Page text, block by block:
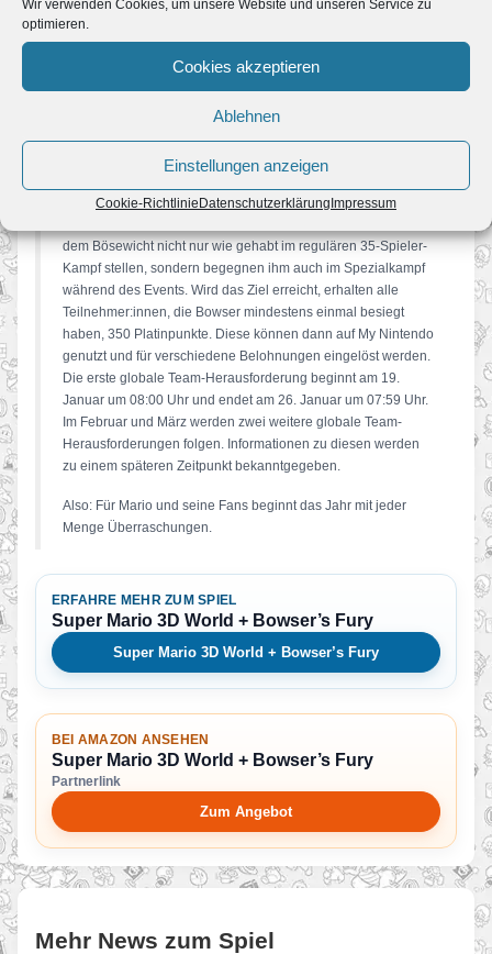
Wir verwenden Cookies, um unsere Website und unseren Service zu
optimieren.
Cookies akzeptieren
Ablehnen
Einstellungen anzeigen
Cookie-Richtlinie Datenschutzerklärung Impressum
Globale Team-Herausforderung fürSuper Mario Bros. 35
gibt es spannende Neuigkeiten für alle
Nintendo Switch Online-Nutzer:innen: InSuper Mario Bros. 35
findet mit der neuen globalen Team-Herausforderung eine
Teilnehmer:innen aus aller Welt an, um gemeinsam ein
bestimmtes Ziel zu erreichen. Im ersten Wettbewerb gilt es,
innerhalb eines vorgegebenen Zeitraums insgesamt 3,5
dem Bösewicht nicht nur wie gehabt im regulären 35-Spieler-
Kampf stellen, sondern begegnen ihm auch im Spezialkampf
während des Events. Wird das Ziel erreicht, erhalten alle
Teilnehmer:innen, die Bowser mindestens einmal besiegt
haben, 350 Platinpunkte. Diese können dann auf My Nintendo
genutzt und für verschiedene Belohnungen eingelöst werden.
Die erste globale Team-Herausforderung beginnt am 19.
Januar um 08:00 Uhr und endet am 26. Januar um 07:59 Uhr.
Im Februar und März werden zwei weitere globale Team-
Herausforderungen folgen. Informationen zu diesen werden
zu einem späteren Zeitpunkt bekanntgegeben.
Also: Für Mario und seine Fans beginnt das Jahr mit jeder
Menge Überraschungen.
ERFAHRE MEHR ZUM SPIEL
Super Mario 3D World + Bowser’s Fury
Super Mario 3D World + Bowser’s Fury
BEI AMAZON ANSEHEN
Super Mario 3D World + Bowser’s Fury
Partnerlink
Zum Angebot
Mehr News zum Spiel